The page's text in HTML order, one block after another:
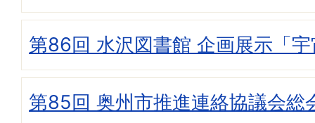
第86回 水沢図書館 企画展示「
第85回 奥州市推進連絡協議会総